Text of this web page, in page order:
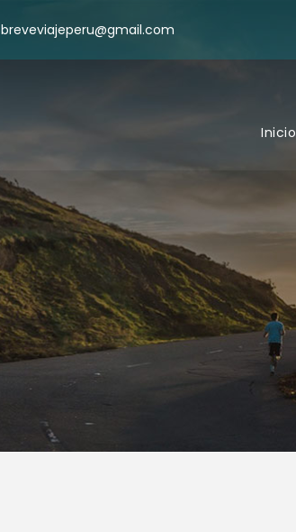
breveviajeperu@gmail.com
Inicio